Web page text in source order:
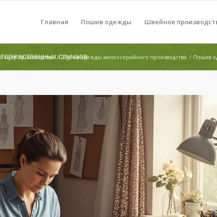
Главная Пошив одежды Швейное
случаев
производства / Пошив одежды мелкосерийного производства / Пошив